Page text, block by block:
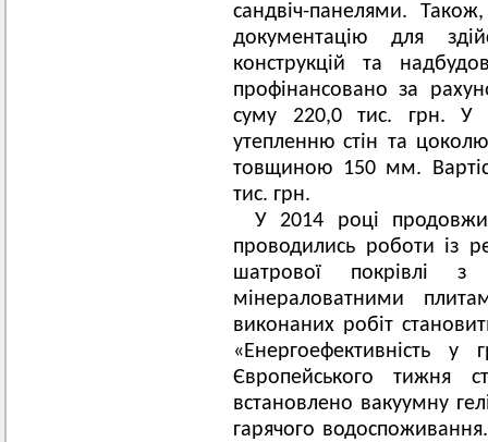
сандвіч-панелями.
документацію для
конструкцій та
профінансовано за
суму 220,0 тис. грн. У
утепленню стін та
товщиною 150 мм.
тис. грн.
У 2014 році
проводились роботи із
шатрової покрівлі з
мінераловатними
виконаних робіт
«Енергоефективність
Європейського тижня
встановлено вакуумну
гарячого